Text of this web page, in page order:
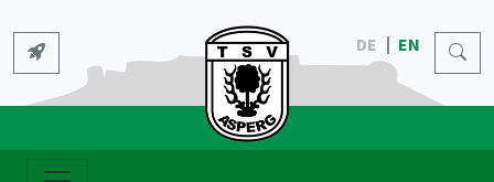
DE EN